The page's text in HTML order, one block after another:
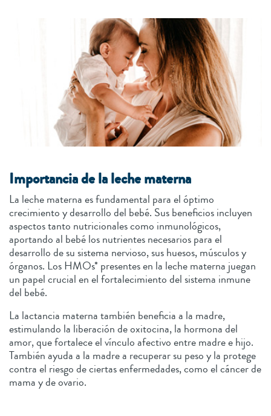
Importancia de la leche materna
La leche materna es fundamental para el óptimo
crecimiento y desarrollo del bebé. Sus beneficios incluyen
aspectos tanto nutricionales como inmunológicos,
aportando al bebé los nutrientes necesarios para el
desarrollo de su sistema nervioso, sus huesos, músculos y
órganos. Los HMOs* presentes en la leche materna juegan
un papel crucial en el fortalecimiento del sistema inmune
del bebé.
La lactancia materna también beneficia a la madre,
estimulando la liberación de oxitocina, la hormona del
amor, que fortalece el vínculo afectivo entre madre e hijo.
También ayuda a la madre a recuperar su peso y la protege
contra el riesgo de ciertas enfermedades, como el cáncer de
mama y de ovario.